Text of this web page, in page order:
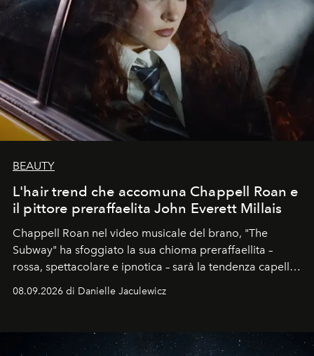
BEAUTY
L'hair trend che accomuna Chappell Roan e
il pittore preraffaelita John Everett Millais
Chappell Roan nel video musicale del brano, "The
Subway" ha sfoggiato la sua chioma preraffaellita –
rossa, spettacolare e ipnotica – sarà la tendenza capelli
dell'autunno?
08.09.2026 di Danielle Jaculewicz